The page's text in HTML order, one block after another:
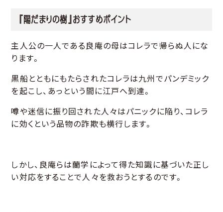
『陽だまりの樹』おすすめポイント
主人公の一人である良庵の母はコレラで帰らぬ人にな
ります。
黒船とともにもたらされたコレラは九州でパンデミック
を起こし、あっという間に江戸へ到達。
噂や迷信に振り回された人々はパニックに陥り、コレラ
に効くという品物の詐欺も横行します。
しかし、良庵らは蘭学によって得た知識に基づいた正し
い対応をすることで人々を救おうとするのです。